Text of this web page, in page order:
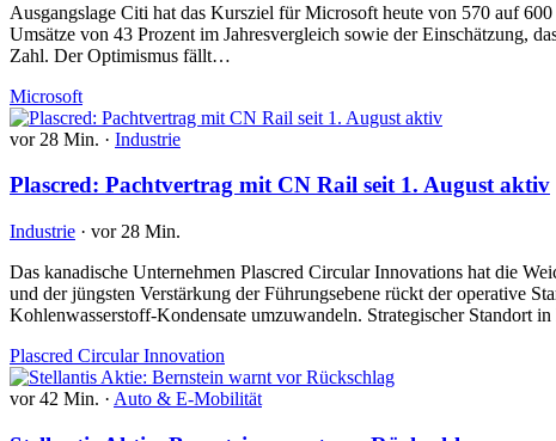
Ausgangslage Citi hat das Kursziel für Microsoft heute von 570 auf
Umsätze von 43 Prozent im Jahresvergleich sowie der Einschätzung,
Zahl. Der Optimismus fällt…
Microsoft
vor 28 Min. · Industrie
Plascred: Pachtvertrag mit CN Rail seit 1. August aktiv
Industrie · vor 28 Min.
Das kanadische Unternehmen Plascred Circular Innovations hat die
und der jüngsten Verstärkung der Führungsebene rückt der operative
Kohlenwasserstoff-Kondensate umzuwandeln. Strategischer Standort
Plascred Circular Innovation
vor 42 Min. · Auto & E-Mobilität